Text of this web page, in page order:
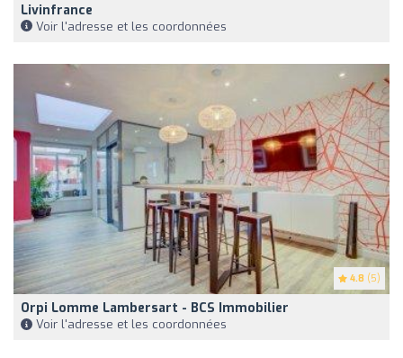
Livinfrance
Voir l'adresse et les coordonnées
4.8 (5)
Orpi Lomme Lambersart - BCS Immobilier
Voir l'adresse et les coordonnées